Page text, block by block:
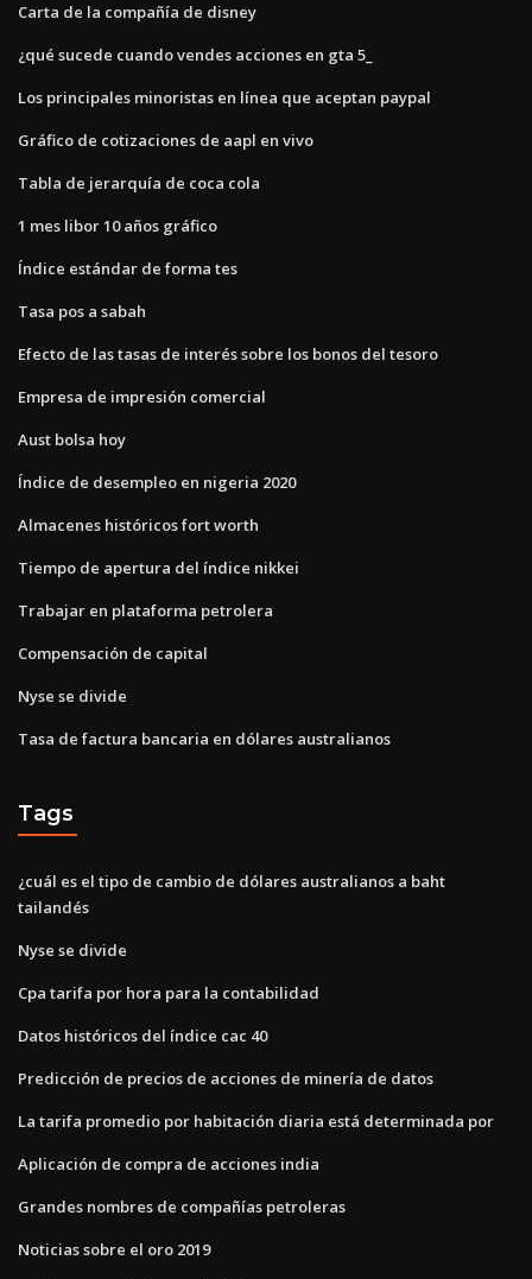
Carta de la compañía de disney
¿qué sucede cuando vendes acciones en gta 5_
Los principales minoristas en línea que aceptan paypal
Gráfico de cotizaciones de aapl en vivo
Tabla de jerarquía de coca cola
1 mes libor 10 años gráfico
Índice estándar de forma tes
Tasa pos a sabah
Efecto de las tasas de interés sobre los bonos del tesoro
Empresa de impresión comercial
Aust bolsa hoy
Índice de desempleo en nigeria 2020
Almacenes históricos fort worth
Tiempo de apertura del índice nikkei
Trabajar en plataforma petrolera
Compensación de capital
Nyse se divide
Tasa de factura bancaria en dólares australianos
Tags
¿cuál es el tipo de cambio de dólares australianos a baht
tailandés
Nyse se divide
Cpa tarifa por hora para la contabilidad
Datos históricos del índice cac 40
Predicción de precios de acciones de minería de datos
La tarifa promedio por habitación diaria está determinada por
Aplicación de compra de acciones india
Grandes nombres de compañías petroleras
Noticias sobre el oro 2019